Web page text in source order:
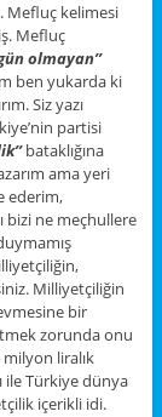
Mefluç kelimesi
Mefluç
olmayan’’
ben yukarda ki
Siz yazı
partisi
bataklığına
ama yeri
ederim,
bizi ne meçhullere
Milliyetçiliğin
bir
zorunda onu
milyon liralık
ile Türkiye dünya
içerikli idi.